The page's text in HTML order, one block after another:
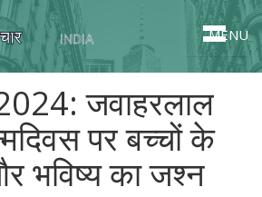
MENU
जवाहरलाल
पर बच्चों के
भविष्य का जश्न